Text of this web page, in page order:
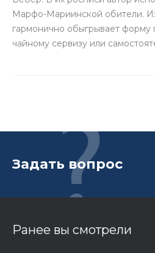
Марфо-Мариинской обители.
гармонично обыгрывает
чайному сервизу или
Задать вопрос
Ранее вы смотрели